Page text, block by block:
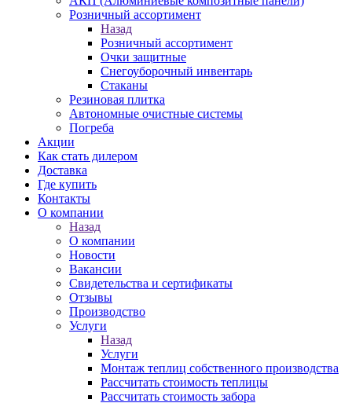
Розничный ассортимент
Назад
Розничный ассортимент
Очки защитные
Снегоуборочный инвентарь
Стаканы
Резиновая плитка
Автономные очистные системы
Погреба
Акции
Как стать дилером
Доставка
Где купить
Контакты
О компании
Назад
О компании
Новости
Вакансии
Свидетельства и сертификаты
Отзывы
Производство
Услуги
Назад
Услуги
Монтаж теплиц собственного производства
Рассчитать стоимость теплицы
Рассчитать стоимость забора